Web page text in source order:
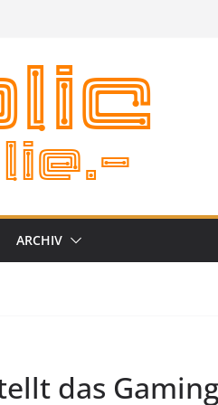
ARCHIV
das